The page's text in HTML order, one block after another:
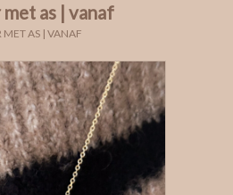
as | vanaf
AS | VANAF